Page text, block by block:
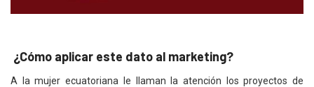
¿Cómo aplicar este dato al marketing?
A la mujer ecuatoriana le llaman la atención los proyectos de